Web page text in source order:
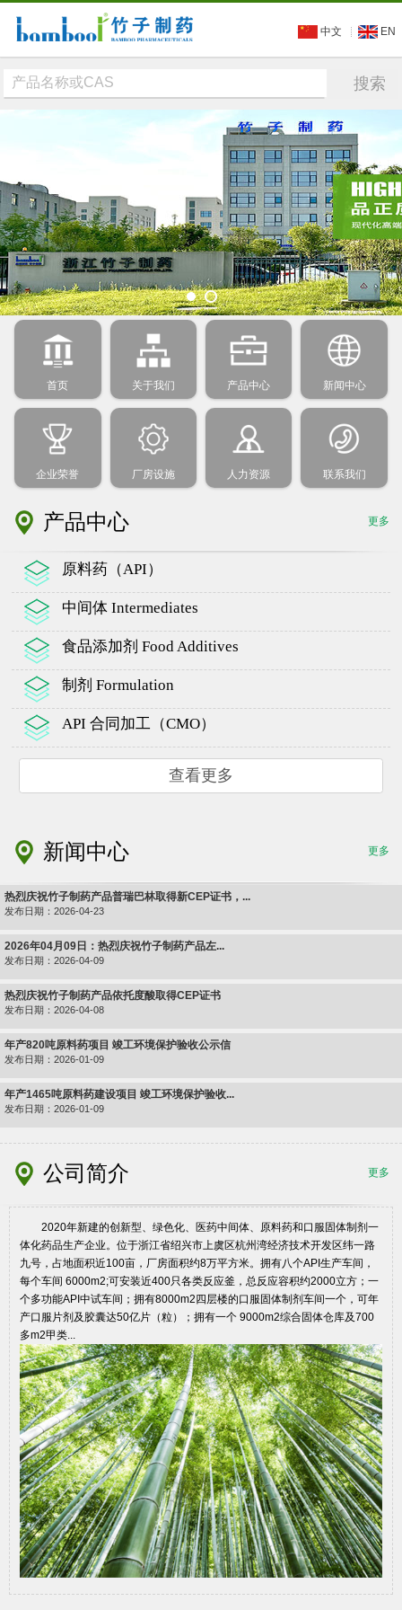
中文 EN
首页 关于我们 产品中心 新闻中心
企业荣誉 厂房设施 人力资源 联系我们
产品中心 更多
原料药（API）
中间体 Intermediates
食品添加剂 Food Additives
制剂 Formulation
API 合同加工（CMO）
查看更多
新闻中心 更多
热烈庆祝竹子制药产品普瑞巴林取得新CEP证书，...
发布日期：2026-04-23
2026年04月09日：热烈庆祝竹子制药产品左...
发布日期：2026-04-09
热烈庆祝竹子制药产品依托度酸取得CEP证书
发布日期：2026-04-08
年产820吨原料药项目 竣工环境保护验收公示信
发布日期：2026-01-09
年产1465吨原料药建设项目 竣工环境保护验收...
发布日期：2026-01-09
公司简介 更多
2020年新建的创新型、绿色化、医药中间体、原料药和口服固体制剂一
体化药品生产企业。位于浙江省绍兴市上虞区杭州湾经济技术开发区纬一路
九号，占地面积近100亩，厂房面积约8万平方米。拥有八个API生产车间，
每个车间 6000m2;可安装近400只各类反应釜，总反应容积约2000立方；一
个多功能API中试车间；拥有8000m2四层楼的口服固体制剂车间一个，可年
产口服片剂及胶囊达50亿片（粒）；拥有一个 9000m2综合固体仓库及700
多m2甲类...